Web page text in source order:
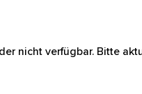
nicht verfügbar. Bitte